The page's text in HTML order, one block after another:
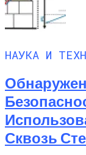
НАУКА И
Сквозь